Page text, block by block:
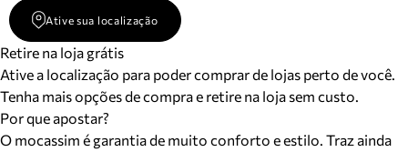
Ative sua localização
Retire na loja grátis
Ative a localização para poder comprar de lojas perto de você.
Tenha mais opções de compra e retire na loja sem custo.
Por que apostar?
O mocassim é garantia de muito conforto e estilo. Traz ainda